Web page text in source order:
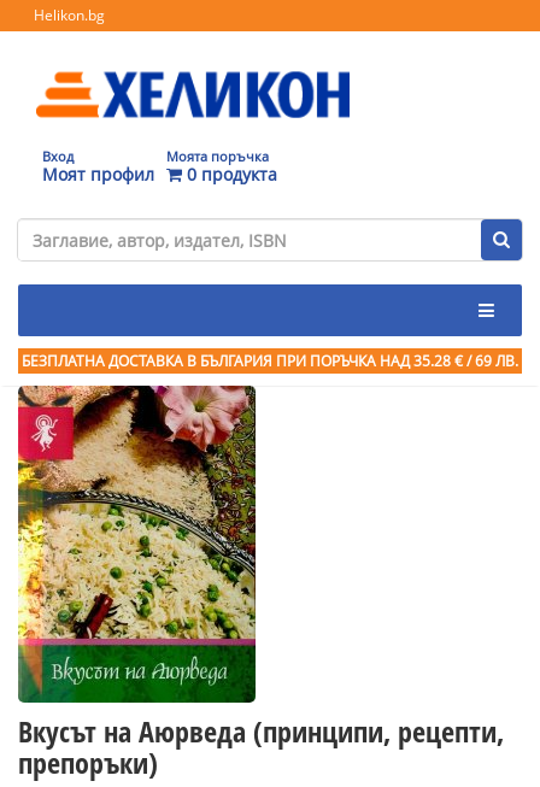
Helikon.bg
Вход
Моят профил
Моята поръчка
0 продукта
БЕЗПЛАТНА ДОСТАВКА В БЪЛГАРИЯ ПРИ ПОРЪЧКА НАД 35.28 € / 69 ЛВ.
Вкусът на Аюрведа (принципи, рецепти,
препоръки)